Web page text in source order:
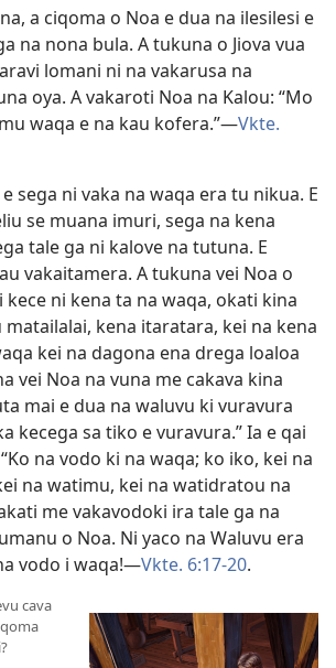
a ciqoma o Noa e dua na ilesilesi e
na nona bula. A tukuna o Jiova vua
lomani ni na vakarusa na
oya. A vakaroti Noa na Kalou: “Mo
waqa e na kau kofera.”—Vkte.
sega ni vaka na waqa era tu nikua. E
se muana imuri, sega na kena
tale ga ni kalove na tutuna. E
vakaitamera. A tukuna vei Noa o
kece ni kena ta na waqa, okati kina
matailalai, kena itaratara, kei na kena
kei na dagona ena drega loaloa
vei Noa na vuna me cakava kina
mai e dua na waluvu ki vuravura
kecega sa tiko e vuravura.” Ia e qai
na vodo ki na waqa; ko iko, kei na
na watimu, kei na watidratou na
me vakavodoki ira tale ga na
o Noa. Ni yaco na Waluvu era
vodo i waqa!—Vkte. 6:17-20.
cava